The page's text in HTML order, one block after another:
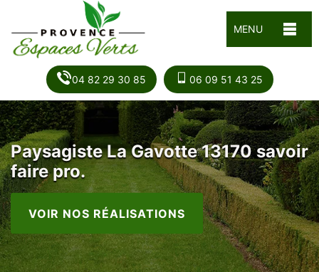
MENU
04 82 29 30 85 06 09 51 43 25
Paysagiste La Gavotte 13170 savoir
faire pro.
VOIR NOS RÉALISATIONS